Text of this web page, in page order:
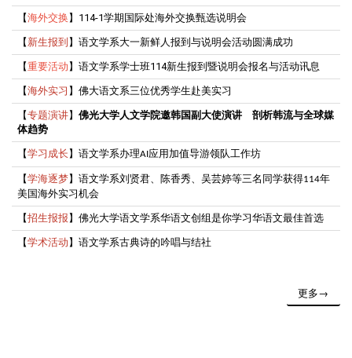
【海外交换】114-1学期国际处海外交换甄选说明会
【新生报到】语文学系大一新鲜人报到与说明会活动圆满成功
【重要活动】语文学系学士班114新生报到暨说明会报名与活动讯息
【海外实习 】佛大语文系三位优秀学生赴美实习
【专题演讲】 佛光大学人文学院邀韩国副大使演讲 剖析韩流与全球媒
体趋势
【学习成长】语文学系办理AI应用加值导游领队工作坊
【学海逐梦】语文学系刘贤君、陈香秀、吴芸婷等三名同学获得114年
美国海外实习机会
【招生报报】佛光大学语文学系华语文创组是你学习华语文最佳首选
【学术活动】语文学系古典诗的吟唱与结社
更多→